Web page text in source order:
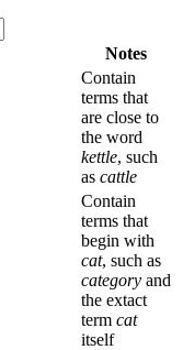
Notes
Contain
terms that
are close to
the word
kettle, such
as cattle
Contain
terms that
begin with
cat, such as
category and
the extact
term cat
itself